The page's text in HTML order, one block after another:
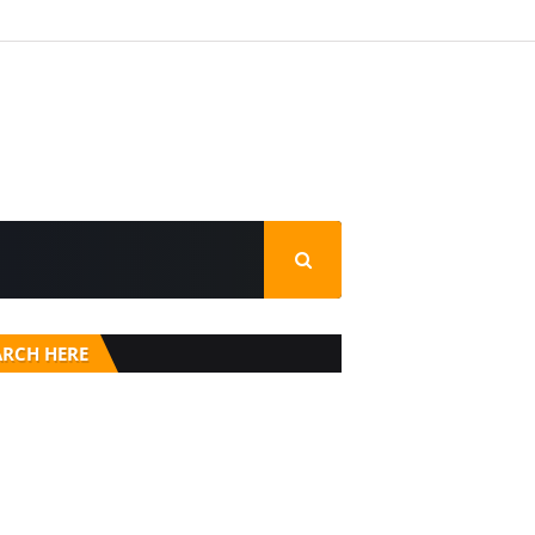
HERE